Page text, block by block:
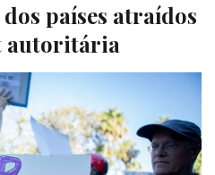
países atraídos
autoritária